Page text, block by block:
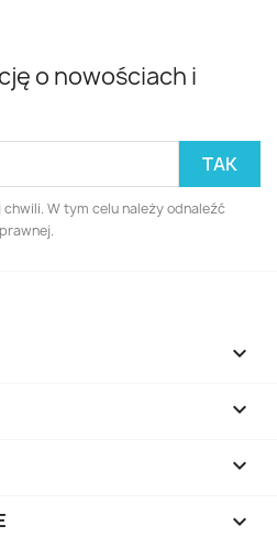
o nowościach i
W tym celu należy odnaleźć



keyboard_arrow_down